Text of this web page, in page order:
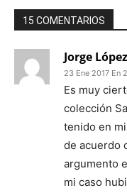
15 COMENTARIOS
Jorge
23 Ene 2017 En
Es muy
colección
tenido en
de acuerdo
argumento
mi caso